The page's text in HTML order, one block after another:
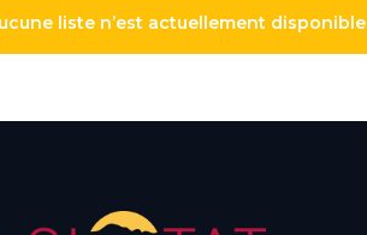
liste n’est actuellement